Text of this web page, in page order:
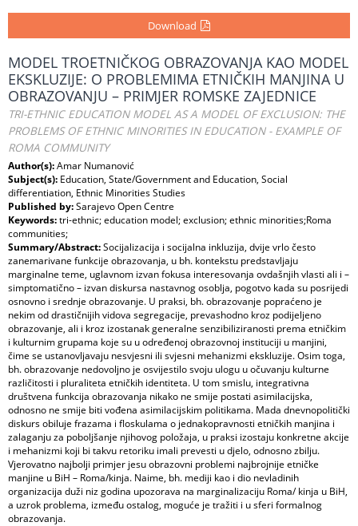
Download
MODEL TROETNIČKOG OBRAZOVANJA KAO MODEL
EKSKLUZIJE: O PROBLEMIMA ETNIČKIH MANJINA U
OBRAZOVANJU – PRIMJER ROMSKE ZAJEDNICE
TRI-ETHNIC EDUCATION MODEL AS A MODEL OF EXCLUSION: THE
PROBLEMS OF ETHNIC MINORITIES IN EDUCATION - EXAMPLE OF
ROMA COMMUNITY
Author(s):Amar Numanović
Subject(s): Education, State/Government and Education, Social
differentiation, Ethnic Minorities Studies
Published by:Sarajevo Open Centre
Keywords:tri-ethnic; education model; exclusion; ethnic minorities;Roma
communities;
Summary/Abstract:Socijalizacija i socijalna inkluzija, dvije vrlo često
zanemarivane funkcije obrazovanja, u bh. kontekstu predstavljaju
marginalne teme, uglavnom izvan fokusa interesovanja ovdašnjih vlasti ali i –
simptomatično – izvan diskursa nastavnog osoblja, pogotvo kada su posrijedi
osnovno i srednje obrazovanje. U praksi, bh. obrazovanje popraćeno je
nekim od drastičnijih vidova segregacije, prevashodno kroz podijeljeno
obrazovanje, ali i kroz izostanak generalne senzibiliziranosti prema etničkim
i kulturnim grupama koje su u određenoj obrazovnoj instituciji u manjini,
čime se ustanovljavaju nesvjesni ili svjesni mehanizmi ekskluzije. Osim toga,
bh. obrazovanje nedovoljno je osvijestilo svoju ulogu u očuvanju kulturne
različitosti i pluraliteta etničkih identiteta. U tom smislu, integrativna
društvena funkcija obrazovanja nikako ne smije postati asimilacijska,
odnosno ne smije biti vođena asimilacijskim politikama. Mada dnevnopolitički
diskurs obiluje frazama i floskulama o jednakopravnosti etničkih manjina i
zalaganju za poboljšanje njihovog položaja, u praksi izostaju konkretne akcije
i mehanizmi koji bi takvu retoriku imali prevesti u djelo, odnosno zbilju.
Vjerovatno najbolji primjer jesu obrazovni problemi najbrojnije etničke
manjine u BiH – Roma/kinja. Naime, bh. mediji kao i dio nevladinih
organizacija duži niz godina upozorava na marginalizaciju Roma/ kinja u BiH,
a uzrok problema, između ostalog, moguće je tražiti i u sferi formalnog
obrazovanja.